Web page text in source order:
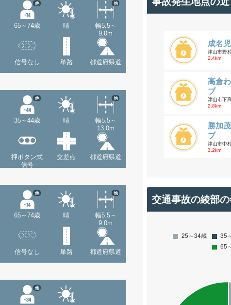
65～74歳
他
晴
幅5.5～
9.0m
他
信号なし 単路 都道府県道
35～44歳
他
晴
幅5.5～
13.0m
他
押ボタン式
信号
交差点 都道府県道
65～74歳
他
晴
幅5.5～
9.0m
他
信号なし 単路 都道府県道
他
成名
津山市野
2.4km
高倉
ブ
津山市下
2.8km
勝加
ブ
津山市中
3.2km
交通事故の綾部